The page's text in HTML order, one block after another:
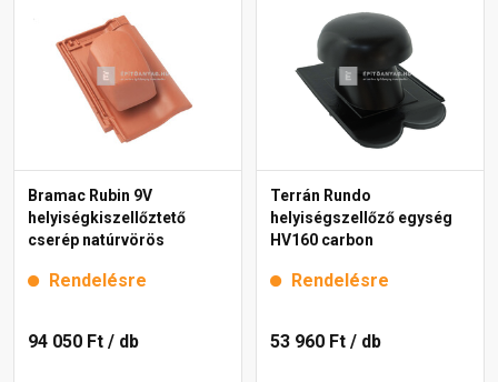
Bramac Rubin 9V
helyiségkiszellőztető
cserép natúrvörös
Rendelésre
94 050 Ft / db
Terrán Rundo
helyiségszellőző egység
HV160 carbon
Rendelésre
53 960 Ft / db